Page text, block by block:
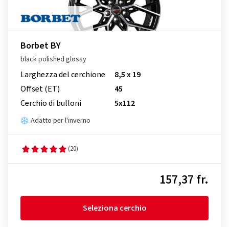
Borbet BY
black polished glossy
Larghezza del cerchione
8,5 x 19
Offset (ET)
45
Cerchio di bulloni
5x112
Adatto per l'inverno
(20)
157,37 fr.
Seleziona cerchio